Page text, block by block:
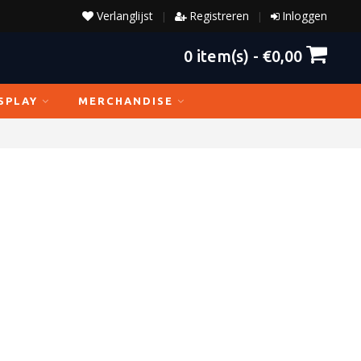
Inloggen
|
Registreren
|
Verlanglijst
0 item(s) - €0,00
MERCHANDISE